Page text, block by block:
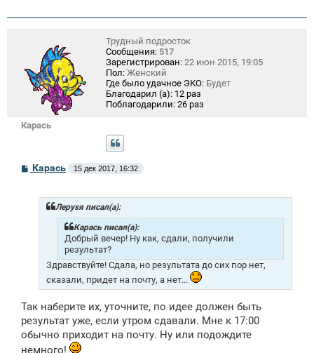
Карась
Трудный подросток
Сообщения: 517
Зарегистрирован: 22 июн 2015, 19:05
Пол: Женский
Где было удачное ЭКО: Будет
Благодарил (а): 12 раз
Поблагодарили: 26 раз
СКарась 15 дек 2017, 16:32
Лeрysя писал(а):
Карась писал(а):
Добрый вечер! Ну как, сдали, получили
результат?
Здравствуйте! Сдала, но результата до сих пор нет,
сказали, придет на почту, а нет...
Так наберите их, уточните, по идее должен быть
результат уже, если утром сдавали. Мне к 17:00
обычно приходит на почту. Ну или подождите
немного!